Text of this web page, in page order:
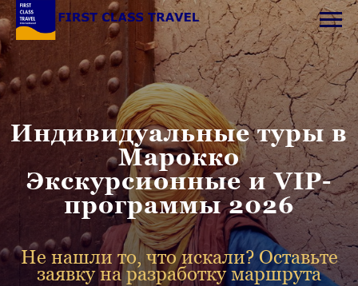
Индивидуальные туры в
Марокко
Экскурсионные и VIP-
программы 2026
Не нашли то, что искали? Оставьте
заявку на разработку маршрута